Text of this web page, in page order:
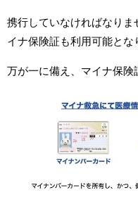
携行していなければなり
イナ保険証も利用可能とな
万が一に備え、マイナ保険